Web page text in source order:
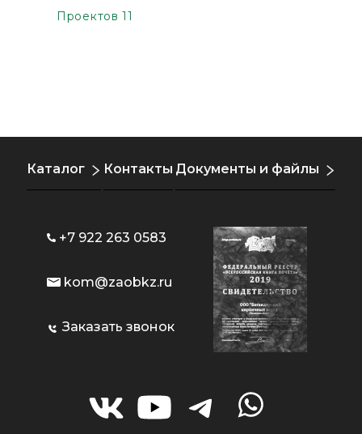
Проектов 11
Каталог Контакты Документы и файлы
+7 922 263 0583
kom@zaobkz.ru
Заказать звонок